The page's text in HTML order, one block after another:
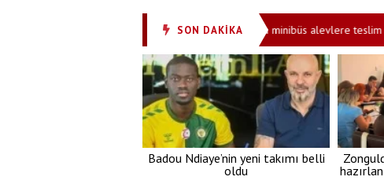
SON DAKİKA
81 ilde 30 bin personel alınacak • Kartal'da minibüs alevlere teslim
Badou Ndiaye’nin yeni takımı belli
oldu